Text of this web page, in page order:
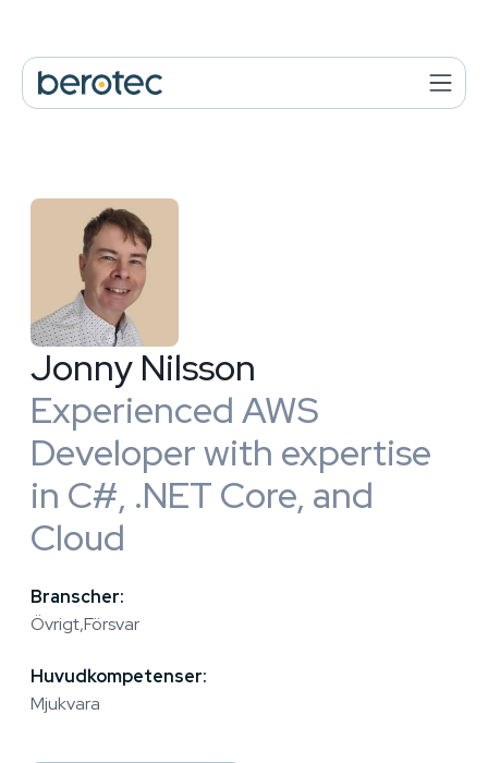
Jonny Nilsson
Experienced AWS
Developer with expertise
in C#, .NET Core, and
Cloud
Branscher:
ÖvrigtFörsvar
Huvudkompetenser:
Mjukvara